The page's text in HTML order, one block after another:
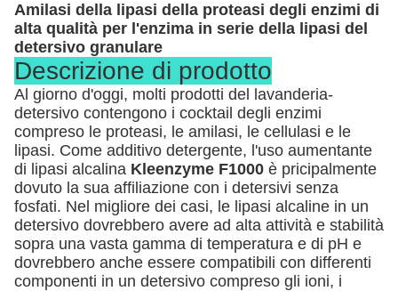
Amilasi della lipasi della proteasi degli enzimi di
alta qualità per l'enzima in serie della lipasi del
detersivo granulare
Descrizione di prodotto
Al giorno d'oggi, molti prodotti del lavanderia-
detersivo contengono i cocktail degli enzimi
compreso le proteasi, le amilasi, le cellulasi e le
lipasi. Come additivo detergente, l'uso aumentante
di lipasi alcalina Kleenzyme F1000 è pricipalmente
dovuto la sua affiliazione con i detersivi senza
fosfati. Nel migliore dei casi, le lipasi alcaline in un
detersivo dovrebbero avere ad alta attività e stabilità
sopra una vasta gamma di temperatura e di pH e
dovrebbero anche essere compatibili con differenti
componenti in un detersivo compreso gli ioni, i